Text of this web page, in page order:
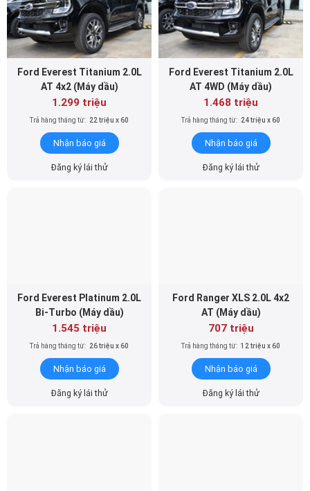
Ford Everest Titanium 2.0L
AT 4x2 (Máy dầu)
1.299 triệu
Trả hàng tháng từ: 22 triệu x 60
Nhận báo giá
Đăng ký lái thử
Ford Everest Titanium 2.0L
AT 4WD (Máy dầu)
1.468 triệu
Trả hàng tháng từ: 24 triệu x 60
Nhận báo giá
Đăng ký lái thử
Ford Everest Platinum 2.0L
Bi-Turbo (Máy dầu)
1.545 triệu
Trả hàng tháng từ: 26 triệu x 60
Nhận báo giá
Đăng ký lái thử
Ford Ranger XLS 2.0L 4x2
AT (Máy dầu)
707 triệu
Trả hàng tháng từ: 12 triệu x 60
Nhận báo giá
Đăng ký lái thử